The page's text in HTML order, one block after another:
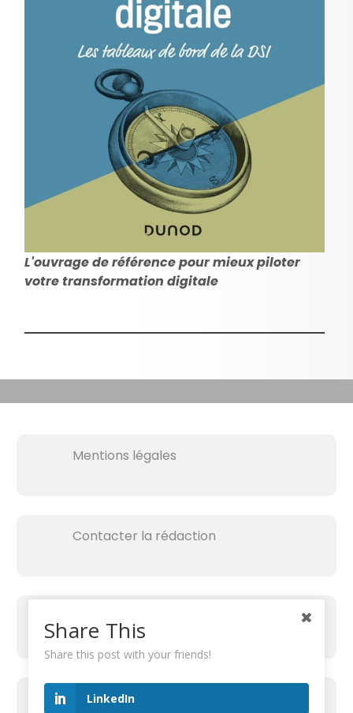
L'ouvrage de référence pour mieux piloter
votre transformation digitale
Mentions légales
Contacter la rédaction
RECHERCHER SUR LE SITE
Share This
Share this post with your friends!
LinkedIn